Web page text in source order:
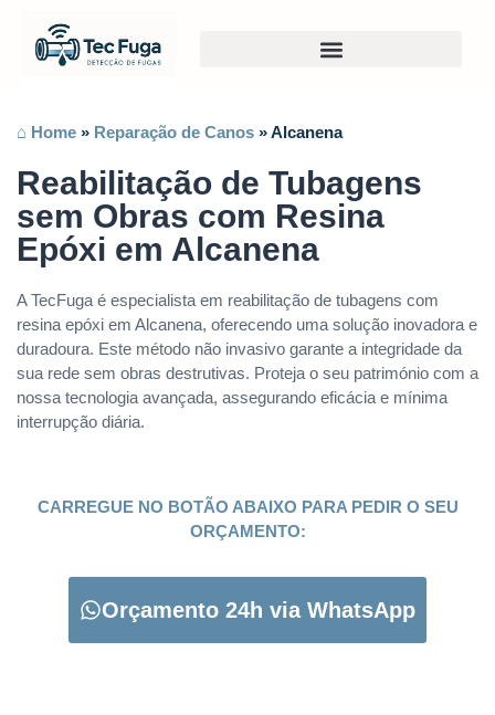
⌂ Home » Reparação de Canos »Alcanena
Reabilitação de Tubagens
sem Obras com Resina
Epóxi em Alcanena
A TecFuga é especialista em reabilitação de tubagens com
resina epóxi em Alcanena, oferecendo uma solução inovadora e
duradoura. Este método não invasivo garante a integridade da
sua rede sem obras destrutivas. Proteja o seu património com a
nossa tecnologia avançada, assegurando eficácia e mínima
interrupção diária.
CARREGUE NO BOTÃO ABAIXO PARA PEDIR O SEU
ORÇAMENTO:
Orçamento 24h via WhatsApp